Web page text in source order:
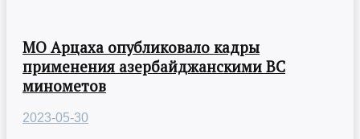
МО Арцаха опубликовало кадры
применения азербайджанскими ВС
минометов
2023-05-30